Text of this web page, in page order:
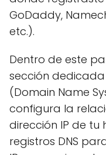
GoDaddy,
etc.).
Dentro de este
sección dedicada
(Domain Name
configura la
dirección IP de tu
registros DNS